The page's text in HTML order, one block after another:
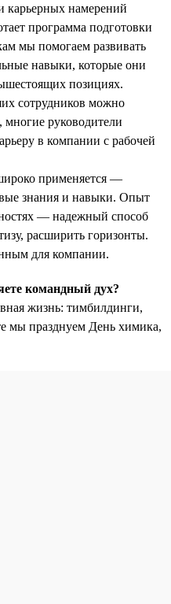
карьерных намерений
программа подготовки
мы помогаем развивать
навыки, которые они
позициях.
сотрудников можно
руководители
в компании с рабочей
применяется —
знания и навыки. Опыт
— надежный способ
расширить горизонты.
для компании.
командный дух?
жизнь: тимбилдинги,
мы празднуем День химика,